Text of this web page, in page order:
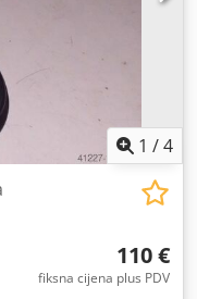
1 /4
110 €
fiksna cijena plus PDV